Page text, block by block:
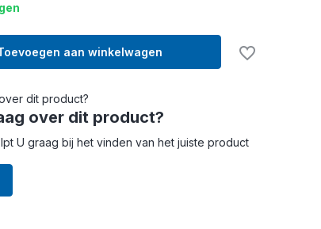
aan winkelwagen
over dit product?
U graag bij het vinden van het juiste product